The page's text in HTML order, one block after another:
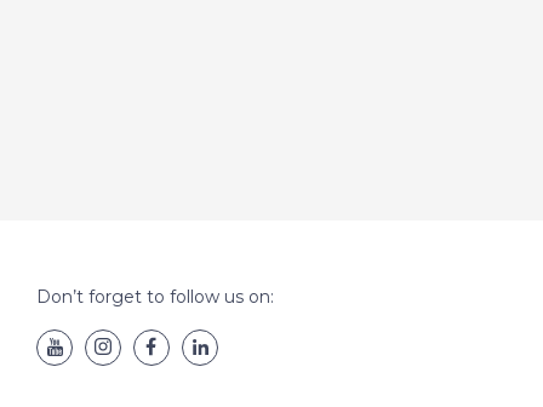
Don’t forget to follow us on: